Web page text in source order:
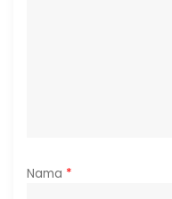
Nama *